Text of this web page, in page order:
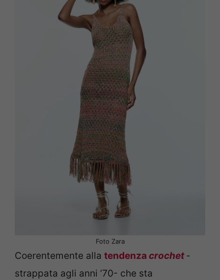
Foto Zara
Coerentemente alla tendenza crochet -
strappata agli anni ’70- che sta